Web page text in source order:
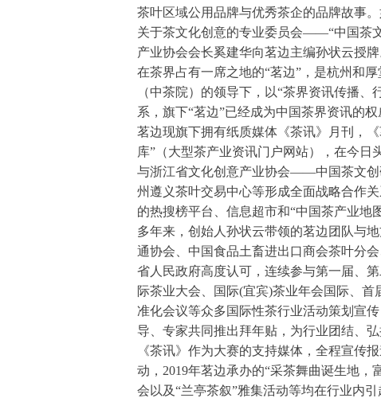
茶叶区域公用品牌与优秀茶企的品牌故事
关于茶文化创意的专业委员会——“中国茶
产业协会会长奚建华向茗边主编孙状云授牌
在茶界占有一席之地的“茗边”，是杭州和
（中茶院）的领导下，以“茶界资讯传播
系，旗下“茗边”已经成为中国茶界资讯的权
茗边现旗下拥有纸质媒体《茶讯》月刊，
库”（大型茶产业资讯门户网站），在今
与浙江省文化创意产业协会——中国茶文创
州遵义茶叶交易中心等形成全面战略合作
的热搜榜平台、信息超市和“中国茶产业地
多年来，创始人孙状云带领的茗边团队与
通协会、中国食品土畜进出口商会茶叶分
省人民政府高度认可，连续参与第一届、
际茶业大会、国际(宜宾)茶业年会国际、
准化会议等众多国际性茶行业活动策划宣
导、专家共同推出拜年贴，为行业团结、
《茶讯》作为大赛的支持媒体，全程宣传
动，2019年茗边承办的“采茶舞曲诞生地
会以及“兰亭茶叙”雅集活动等均在行业内引